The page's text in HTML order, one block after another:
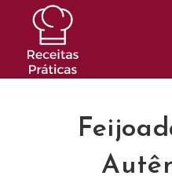
conteúdo